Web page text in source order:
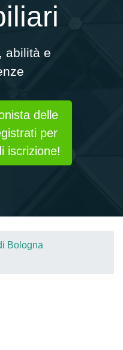
abilità e
delle
per
iscrizione!
Bologna